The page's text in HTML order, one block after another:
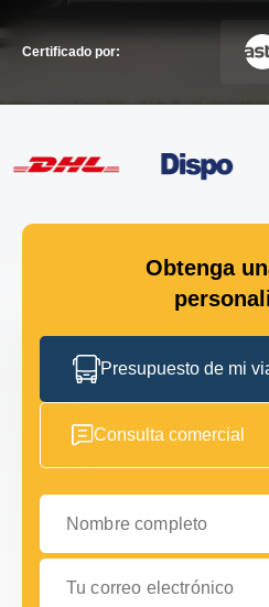
Certificado por:
Obtenga
Presupuesto de mi
Consulta comercial
Nombre completo
Tu correo electrónico